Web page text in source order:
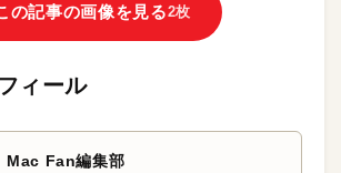
の記事の画像を見る2枚
ィール
Mac Fan編集部